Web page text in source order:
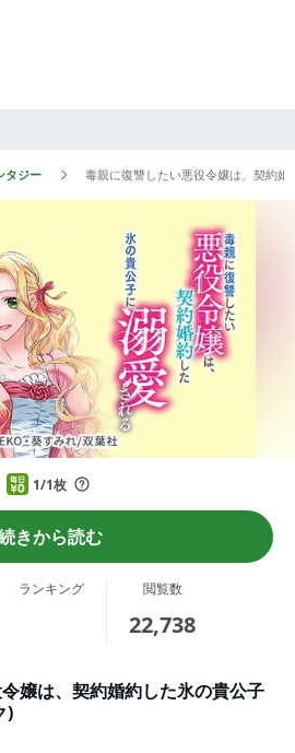
タジー 毒親に復讐したい悪役令嬢は、契約
1/1枚
きから読む
ランキング 閲覧数
22,738
嬢は、契約婚約した氷の貴公子
)